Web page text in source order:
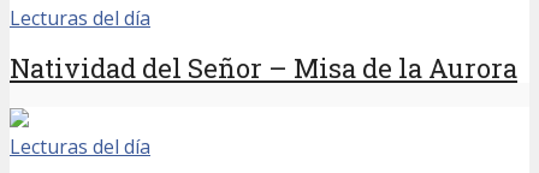
Lecturas del día
Natividad del Señor – Misa de la Aurora
Lecturas del día